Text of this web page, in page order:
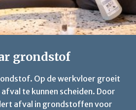
grondstof
Op de werkvloer groeit
te kunnen scheiden. Door
afval in grondstoffen voor